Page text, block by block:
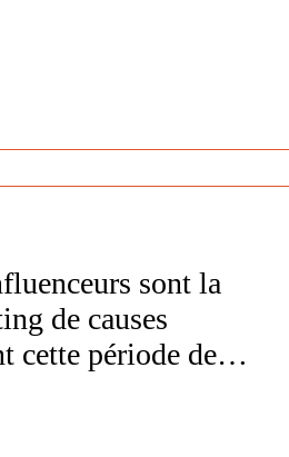
sont la
de causes
cette période des